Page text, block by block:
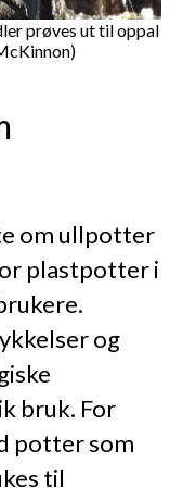
prøves ut til oppal
om ullpotter
plastpotter i
og
bruk. For
potter som
til